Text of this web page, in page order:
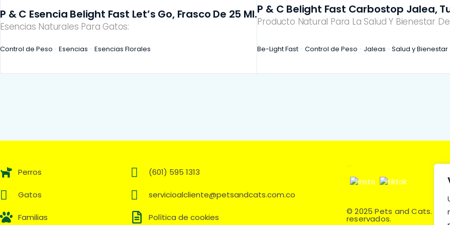
Esencias Naturales Para Gatos:
P & C Esencia Belight Fast Let’s Go, Frasco De 25 Ml.
Control de Peso Esencias Esencias Florales
Producto Natural Para La Salud Y Bienestar
P & C Belight Fast Carbostop Jalea,
Be-Light Fast Control de Peso Jaleas Salud y Bienestar
Perros
Gatos
Familias
(601) 595 1313
servicioalcliente@petsandcats.com.co
Política de cookies
© 2025 Pets and Cats.
reservados.